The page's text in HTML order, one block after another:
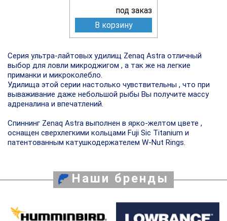
под заказ
В корзину
Серия ультра-лайтовых удилищ Zenaq Astra отличный
выбор для ловли микроджигом , а так же на легкие
приманки и микроколебло.
Удилища этой серии настолько чувствительны , что при
вываживание даже небольшой рыбы Вы получите массу
адреналина и впечатлений.
Спиннинг Zenaq Astra выполнен в ярко-желтом цвете ,
оснащен сверхлегкими кольцами Fuji Sic Titanium и
патентованным катушкодержателем W-Nut Rings.
Наши бренды